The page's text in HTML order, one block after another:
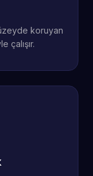
koruyan
çalışır.